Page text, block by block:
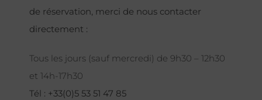
de réservation, merci de nous contacter
directement :
Tous les jours (sauf mercredi) de 9h30 – 12h30
et 14h-17h30
Tél : +33(0)5 53 51 47 85